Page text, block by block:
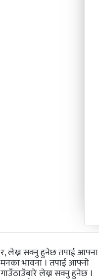
र, लेख्न सक्नु हुनेछ तपाई आफ्ना
मनका भावना । तपाई आफ्नो
गाउँठाउँबारे लेख्न सक्नु हुनेछ ।